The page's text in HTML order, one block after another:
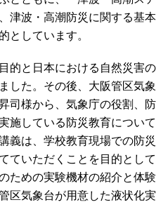
津波・高潮防災に関する基本
としています。
的と日本における自然災害の
した。その後、大阪管区気象
司様から、気象庁の役割、防
施している防災教育について
義は、学校教育現場での防災
ていただくことを目的として
ための実験機材の紹介と体験
区気象台が用意した液状化実